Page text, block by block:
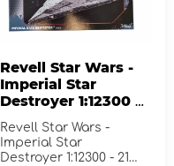
Revell Star Wars -
Imperial Star
Destroyer 1:12300 -
21 pc
Revell Star Wars -
Imperial Star
Destroyer 1:12300 - 21